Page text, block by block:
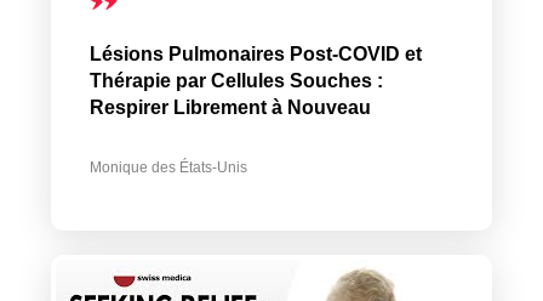
Lésions Pulmonaires Post-COVID et
Thérapie par Cellules Souches :
Respirer Librement à Nouveau
Monique des États-Unis